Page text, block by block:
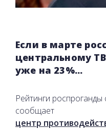
Если в марте
центральному
уже на 23%...
Рейтинги
сообщает
центр